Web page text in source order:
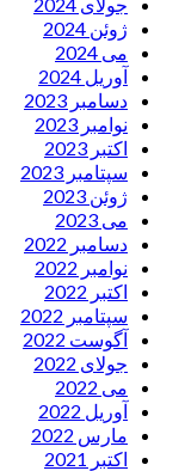
ژوئن 2024
می 2024
آوریل 2024
دسامبر 2023
نوامبر 2023
اکتبر 2023
سپتامبر 2023
ژوئن 2023
می 2023
دسامبر 2022
نوامبر 2022
اکتبر 2022
سپتامبر 2022
آگوست 2022
جولای 2022
می 2022
آوریل 2022
مارس 2022
اکتبر 2021